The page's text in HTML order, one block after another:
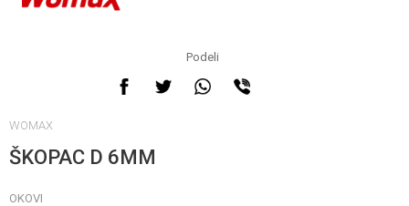
Podeli
WOMAX
ŠKOPAC D 6MM
OKOVI